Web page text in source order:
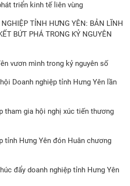
triển kinh tế liên vùng
TỈNH HƯNG YÊN: BẢN LĨNH
BỨT PHÁ TRONG KỶ NGUYÊN
vươn mình trong kỷ nguyên số
Doanh nghiệp tỉnh Hưng Yên lần
tham gia hội nghị xúc tiến thương
tỉnh Hưng Yên đón Huân chương
đẩy doanh nghiệp tỉnh Hưng Yên